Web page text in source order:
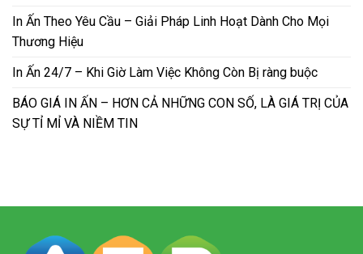
In Ấn Theo Yêu Cầu – Giải Pháp Linh Hoạt Dành Cho Mọi
Thương Hiệu
In Ấn 24/7 – Khi Giờ Làm Việc Không Còn Bị ràng buộc
BÁO GIÁ IN ẤN – HƠN CẢ NHỮNG CON SỐ, LÀ GIÁ TRỊ CỦA
SỰ TỈ MỈ VÀ NIỀM TIN